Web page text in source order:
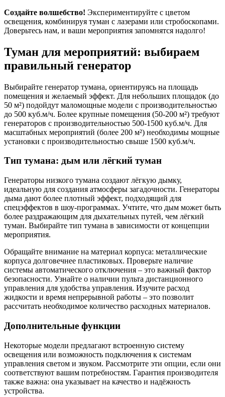
Создайте волшебство! Экспериментируйте с цветом
освещения, комбинируя туман с лазерами или стробоскопами.
Доверьтесь нам, и ваши мероприятия запомнятся надолго!
Туман для мероприятий: выбираем
правильный генератор
Выбирайте генератор тумана, ориентируясь на площадь
помещения и желаемый эффект. Для небольших площадок (до
50 м²) подойдут маломощные модели с производительностью
до 500 куб.м/ч. Более крупные помещения (50-200 м²) требуют
генераторов с производительностью 500-1500 куб.м/ч. Для
масштабных мероприятий (более 200 м²) необходимы мощные
установки с производительностью свыше 1500 куб.м/ч.
Тип тумана: дым или лёгкий туман
Генераторы низкого тумана создают лёгкую дымку,
идеальную для создания атмосферы загадочности. Генераторы
дыма дают более плотный эффект, подходящий для
спецэффектов в шоу-программах. Учтите, что дым может быть
более раздражающим для дыхательных путей, чем лёгкий
туман. Выбирайте тип тумана в зависимости от концепции
мероприятия.
Обращайте внимание на материал корпуса: металлические
корпуса долговечнее пластиковых. Проверьте наличие
системы автоматического отключения – это важный фактор
безопасности. Узнайте о наличии пульта дистанционного
управления для удобства управления. Изучите расход
жидкости и время непрерывной работы – это позволит
рассчитать необходимое количество расходных материалов.
Дополнительные функции
Некоторые модели предлагают встроенную систему
освещения или возможность подключения к системам
управления светом и звуком. Рассмотрите эти опции, если они
соответствуют вашим потребностям. Гарантия производителя
также важна: она указывает на качество и надёжность
устройства.